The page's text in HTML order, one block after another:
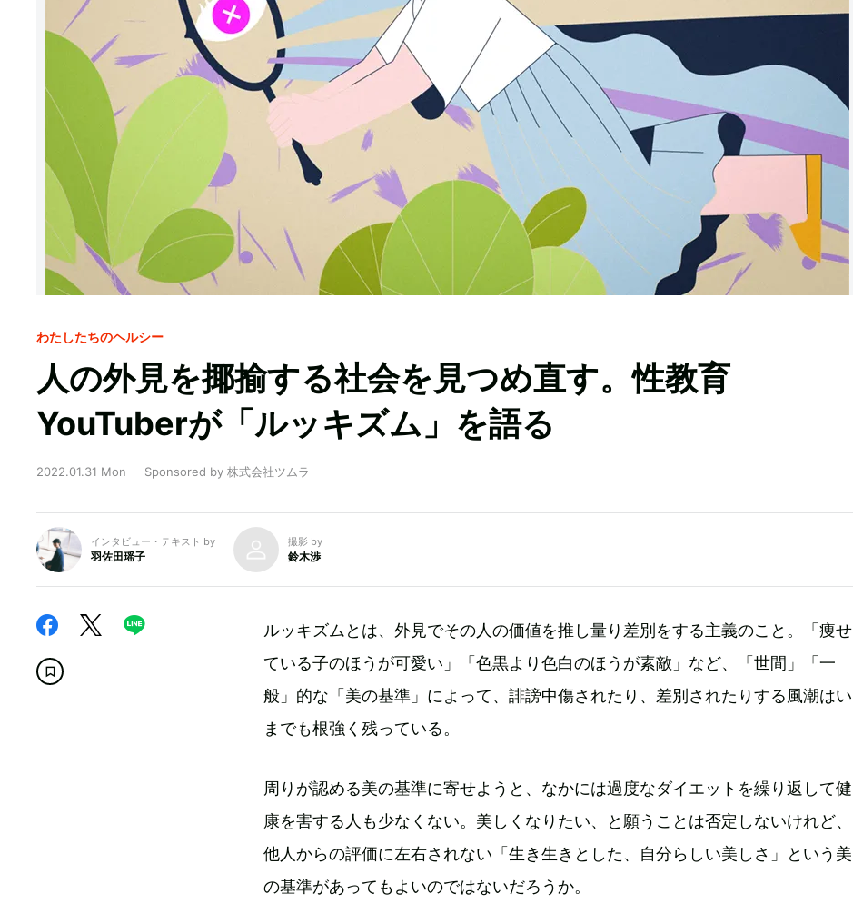
わたしたちのヘルシー
人の外見を揶揄する社会を見つめ直す。性教育
YouTuberが「ルッキズム」を語る
2022.01.31 Mon Sponsored by 株式会社ツムラ
インタビュー・テキスト by
羽佐田瑶子
撮影 by
鈴木渉
ルッキズムとは、外見でその人の価値を推し量り差別をする主義のこと。「痩せ
ている子のほうが可愛い」「色黒より色白のほうが素敵」など、「世間」「一
般」的な「美の基準」によって、誹謗中傷されたり、差別されたりする風潮はい
までも根強く残っている。
周りが認める美の基準に寄せようと、なかには過度なダイエットを繰り返して健
康を害する人も少なくない。美しくなりたい、と願うことは否定しないけれど、
他人からの評価に左右されない「生き生きとした、自分らしい美しさ」という美
の基準があってもよいのではないだろうか。